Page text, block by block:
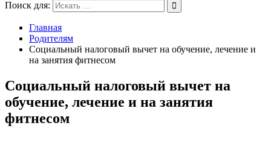
Поиск для:
Главная
Родителям
Социальный налоговый вычет на обучение, лечение и
на занятия фитнесом
Социальный налоговый вычет на
обучение, лечение и на занятия
фитнесом